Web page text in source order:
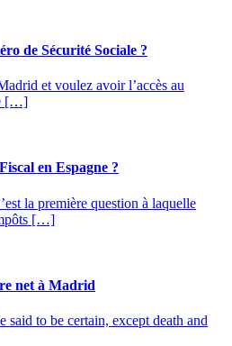
de Sécurité Sociale ?
et voulez avoir l’accès au
[…]
en Espagne ?
la première question à laquelle
[…]
net à Madrid
to be certain, except death and